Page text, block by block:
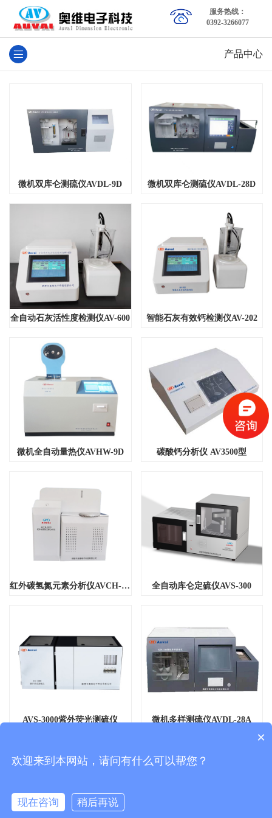
服务热线：
0392-3266077
产品中心
微机双库仑测硫仪AVDL-9D 微机双库仑测硫仪AVDL-28D
全自动石灰活性度检测仪AV-600 智能石灰有效钙检测仪AV-202
微机全自动量热仪AVHW-9D 碳酸钙分析仪 AV3500型
红外碳氢氮元素分析仪AVCH-6000 全自动库仑定硫仪AVS-300
AVS-3000紫外荧光测硫仪 微机多样测硫仪AVDL-28A
首页 2 3 下一页 尾页
×
欢迎来到本网站，请问有什么可以帮您？
现在咨询 稍后再说